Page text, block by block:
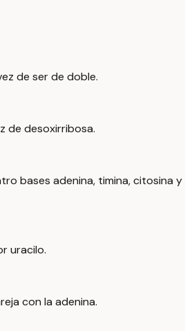
de ser de doble.
de desoxirribosa.
bases adenina, timina, citosina y
uracilo.
con la adenina.